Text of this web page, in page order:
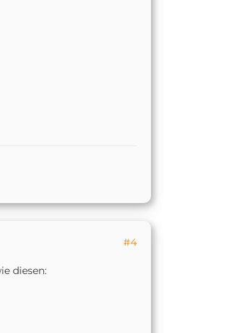
#4
diesen: